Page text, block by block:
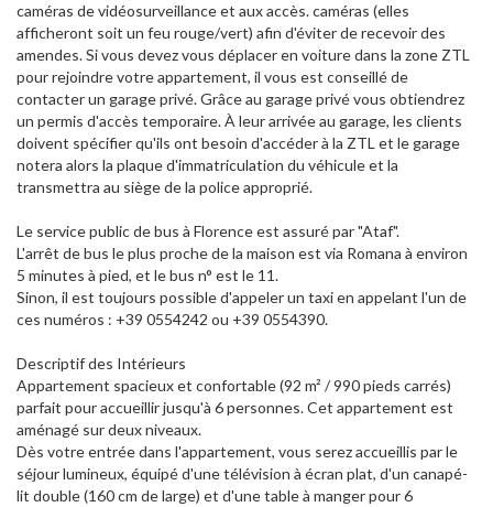
caméras de vidéosurveillance et aux accès. caméras (elles
afficheront soit un feu rouge/vert) afin d'éviter de recevoir des
amendes. Si vous devez vous déplacer en voiture dans la zone ZTL
pour rejoindre votre appartement, il vous est conseillé de
contacter un garage privé. Grâce au garage privé vous obtiendrez
un permis d'accès temporaire. À leur arrivée au garage, les clients
doivent spécifier qu'ils ont besoin d'accéder à la ZTL et le garage
notera alors la plaque d'immatriculation du véhicule et la
transmettra au siège de la police approprié.
Le service public de bus à Florence est assuré par "Ataf".
L'arrêt de bus le plus proche de la maison est via Romana à environ
5 minutes à pied, et le bus n° est le 11.
Sinon, il est toujours possible d'appeler un taxi en appelant l'un de
ces numéros : +39 0554242 ou +39 0554390.
Descriptif des Intérieurs
Appartement spacieux et confortable (92 m² / 990 pieds carrés)
parfait pour accueillir jusqu'à 6 personnes. Cet appartement est
aménagé sur deux niveaux.
Dès votre entrée dans l'appartement, vous serez accueillis par le
séjour lumineux, équipé d'une télévision à écran plat, d'un canapé-
lit double (160 cm de large) et d'une table à manger pour 6